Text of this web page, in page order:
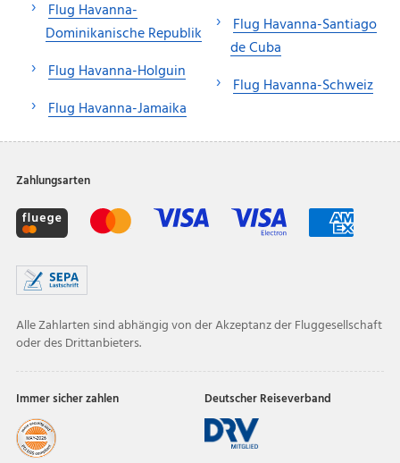
Flug Havanna-
Dominikanische Republik
Flug Havanna-Holguin
Flug Havanna-Jamaika
Flug Havanna-Santiago
de Cuba
Flug Havanna-Schweiz